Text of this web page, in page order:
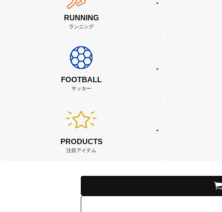
RUNNING
ランニング
FOOTBALL
サッカー
PRODUCTS
注目アイテム